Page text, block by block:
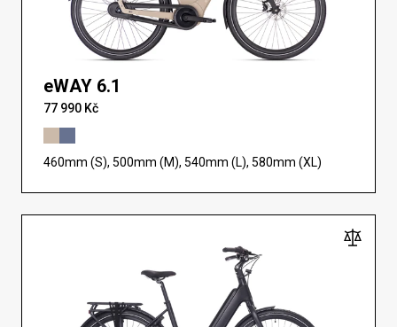
eWAY 6.1
77 990 Kč
460mm (S), 500mm (M), 540mm (L), 580mm (XL)